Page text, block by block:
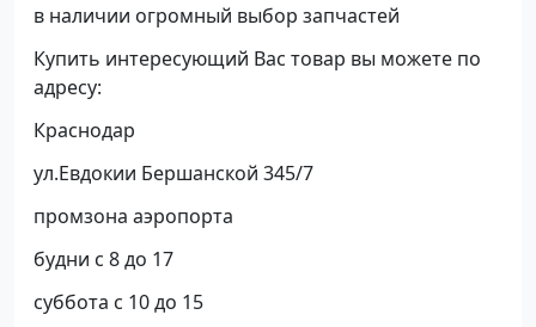
в наличии огромный выбор запчастей
Купить интересующий Вас товар вы можете по
адресу:
Краснодар
ул.Евдокии Бершанской 345/7
промзона аэропорта
будни с 8 до 17
суббота с 10 до 15